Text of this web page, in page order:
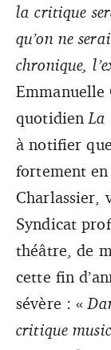
la critique
qu’on ne
chronique,
quotidien
à notifier
fortement
Charlassier,
Syndicat
théâtre, de
cette fin
sévère : «
critique